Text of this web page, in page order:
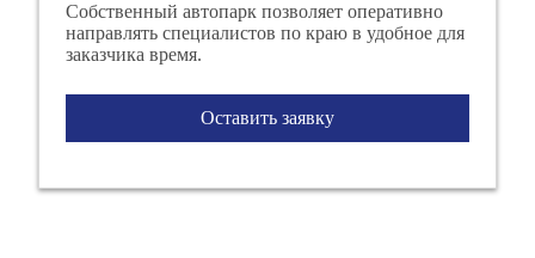
Собственный автопарк позволяет оперативно
направлять специалистов по краю в удобное для
заказчика время.
Оставить заявку